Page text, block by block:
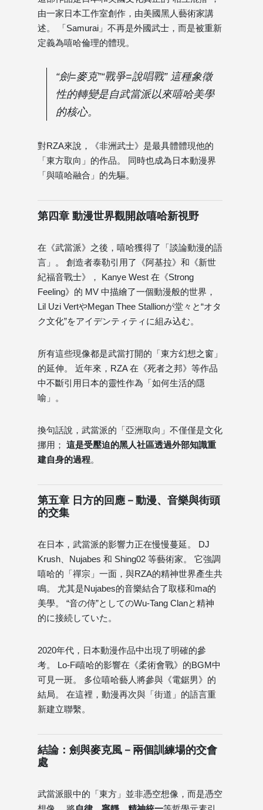
由一家日本工作室創作，由美國黑人藝術家講
述。 「Samurai」不再是外國武士，而是被重新
定義為嘻哈倫理的體現。
“劍=麥克”“戰爭=說唱戰” 這種象徵
性的轉變是自武當派以來嘻哈美學
的核心。
對RZA來說，《非洲武士》是最具體體現他的
「東方取向」的作品。 同時也成為日本動漫界
「與嘻哈融合」的先驅。
第四章 動漫世界觀開啟嘻哈新視野
在《武當派》之後，嘻哈獲得了「談論動漫的語
言」。 創造者泰勒引用了《阿基拉》和《新世
紀福音戰士》， Kanye West 在《Strong
Feeling》的 MV 中描繪了一個動漫般的世界，
Lil Uzi VertやMegan Thee Stallionが堂々と“オタ
ク文化”をアイデンティティに組み込む。
所有這些現像都是武當打開的「東方幻想之窗」
的延伸。 近年來，RZA 在《死者之邦》等作品
中不斷引用日本的靈性作為「如何生活的隱
喻」。
換句話說，武當派的「亞洲取向」不僅僅是文化
挪用； 這是受壓迫的黑人社區透過外部知識重
建自身的過程。
第五章 日方的回應－動漫、音樂與街頭
的交集
在日本，武當派的影響力正在慢慢蔓延。 DJ
Krush、Nujabes 和 Shing02 等藝術家。 它強調
嘻哈的「禪宗」一面，與RZA的精神世界產生共
鳴。 尤其是Nujabes的音樂結合了取樣和ma的
美學。 “音の侍”としてのWu-Tang Clanと精神
的に接続していた。
2020年代，日本動漫作品中出現了明確的參
考。 Lo-Fi嘻哈的影響在《柔術會戰》的BGM中
可見一斑。 多位嘻哈藝人將參與《電鋸男》的
結局。 在這裡，動漫再次與「街道」的語言重
新建立聯繫。
結論：劍與麥克風－兩個訓練場的交會
處
武當派眼中的「東方」並非憑空想像，而是憑空